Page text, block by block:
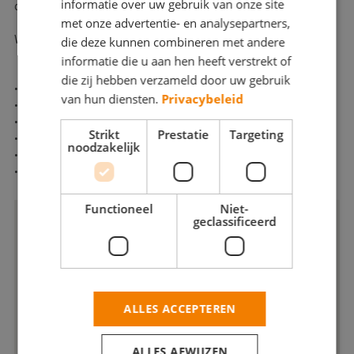
op.
Wij staan voor...
• Kwaliteit
• Jarenlange ervaring
• Servicegericht
• Veelzijdig aanbod
• Snelle dienstverlening
• Scherpe prijs
informatie over uw gebruik van onze site
met onze advertentie- en analysepartners,
die deze kunnen combineren met andere
informatie die u aan hen heeft verstrekt of
die zij hebben verzameld door uw gebruik
van hun diensten. Privacybeleid
Strikt
noodzakelijk
Prestatie Targeting
Functioneel
Niet-
geclassificeerd
ALLES ACCEPTEREN